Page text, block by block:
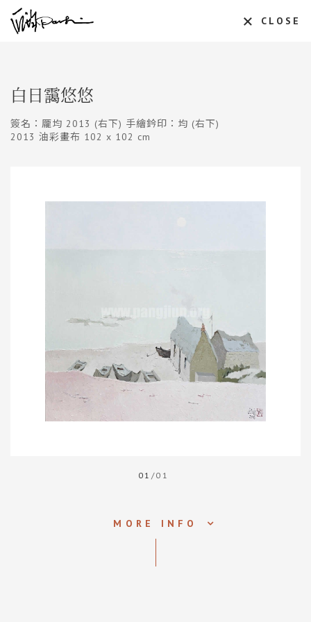
CLOSE
白日靄悠悠
簽名：龎均 2013 (右下) 手繪鈐印：均 (右下)
2013 油彩畫布 102 x 102 cm
01 /01
MORE INFO